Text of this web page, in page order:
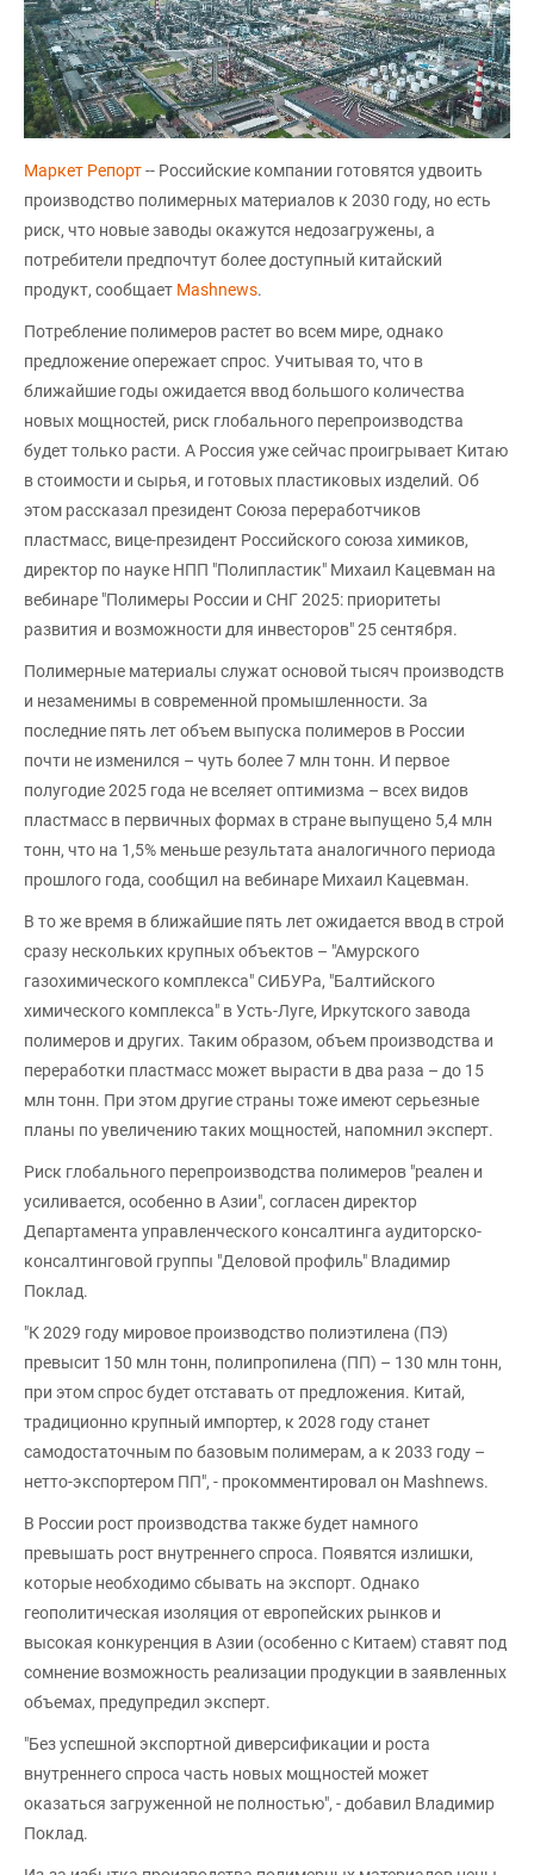
Маркет Репорт-- Российские компании готовятся удвоить
производство полимерных материалов к 2030 году, но есть
риск, что новые заводы окажутся недозагружены, а
потребители предпочтут более доступный китайский
продукт, сообщает Mashnews.
Потребление полимеров растет во всем мире, однако
предложение опережает спрос. Учитывая то, что в
ближайшие годы ожидается ввод большого количества
новых мощностей, риск глобального перепроизводства
будет только расти. А Россия уже сейчас проигрывает Китаю
в стоимости и сырья, и готовых пластиковых изделий. Об
этом рассказал президент Союза переработчиков
пластмасс, вице-президент Российского союза химиков,
директор по науке НПП "Полипластик" Михаил Кацевман на
вебинаре "Полимеры России и СНГ 2025: приоритеты
развития и возможности для инвесторов" 25 сентября.
Полимерные материалы служат основой тысяч производств
и незаменимы в современной промышленности. За
последние пять лет объем выпуска полимеров в России
почти не изменился – чуть более 7 млн тонн. И первое
полугодие 2025 года не вселяет оптимизма – всех видов
пластмасс в первичных формах в стране выпущено 5,4 млн
тонн, что на 1,5% меньше результата аналогичного периода
прошлого года, сообщил на вебинаре Михаил Кацевман.
В то же время в ближайшие пять лет ожидается ввод в строй
сразу нескольких крупных объектов – "Амурского
газохимического комплекса" СИБУРа, "Балтийского
химического комплекса" в Усть-Луге, Иркутского завода
полимеров и других. Таким образом, объем производства и
переработки пластмасс может вырасти в два раза – до 15
млн тонн. При этом другие страны тоже имеют серьезные
планы по увеличению таких мощностей, напомнил эксперт.
Риск глобального перепроизводства полимеров "реален и
усиливается, особенно в Азии", согласен директор
Департамента управленческого консалтинга аудиторско-
консалтинговой группы "Деловой профиль" Владимир
Поклад.
"К 2029 году мировое производство полиэтилена (ПЭ)
превысит 150 млн тонн, полипропилена (ПП) – 130 млн тонн,
при этом спрос будет отставать от предложения. Китай,
традиционно крупный импортер, к 2028 году станет
самодостаточным по базовым полимерам, а к 2033 году –
нетто-экспортером ПП", - прокомментировал он Mashnews.
В России рост производства также будет намного
превышать рост внутреннего спроса. Появятся излишки,
которые необходимо сбывать на экспорт. Однако
геополитическая изоляция от европейских рынков и
высокая конкуренция в Азии (особенно с Китаем) ставят под
сомнение возможность реализации продукции в заявленных
объемах, предупредил эксперт.
"Без успешной экспортной диверсификации и роста
внутреннего спроса часть новых мощностей может
оказаться загруженной не полностью", - добавил Владимир
Поклад.